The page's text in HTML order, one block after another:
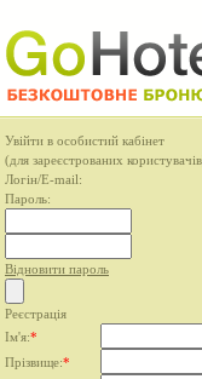
Увійти в особистий кабінет
(для зареєстрованих
Логін/E-mail:
Пароль:
Відновити пароль
Реєстрація
Ім'я:*
Прізвище:*